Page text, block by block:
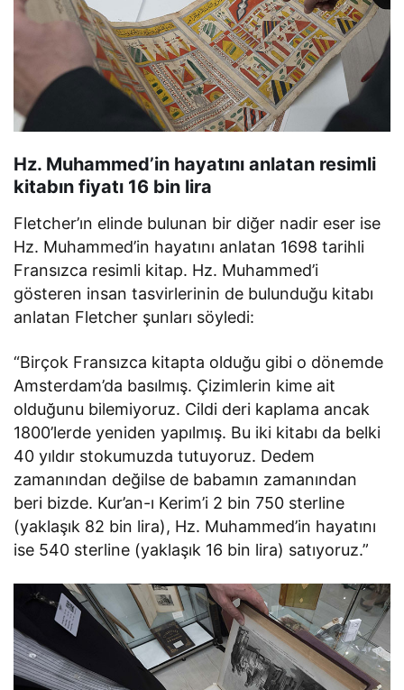
Hz. Muhammed’in hayatını anlatan resimli
kitabın fiyatı 16 bin lira
Fletcher’ın elinde bulunan bir diğer nadir eser ise
Hz. Muhammed’in hayatını anlatan 1698 tarihli
Fransızca resimli kitap. Hz. Muhammed’i
gösteren insan tasvirlerinin de bulunduğu kitabı
anlatan Fletcher şunları söyledi:
“Birçok Fransızca kitapta olduğu gibi o dönemde
Amsterdam’da basılmış. Çizimlerin kime ait
olduğunu bilemiyoruz. Cildi deri kaplama ancak
1800’lerde yeniden yapılmış. Bu iki kitabı da belki
40 yıldır stokumuzda tutuyoruz. Dedem
zamanından değilse de babamın zamanından
beri bizde. Kur’an-ı Kerim’i 2 bin 750 sterline
(yaklaşık 82 bin lira), Hz. Muhammed’in hayatını
ise 540 sterline (yaklaşık 16 bin lira) satıyoruz.”